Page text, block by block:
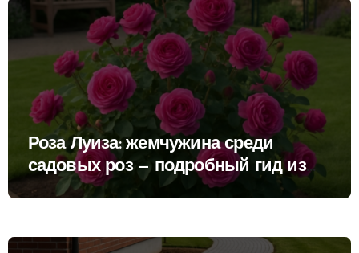
Роза Луиза: жемчужина среди
садовых роз — подробный гид из
энциклопедии роз